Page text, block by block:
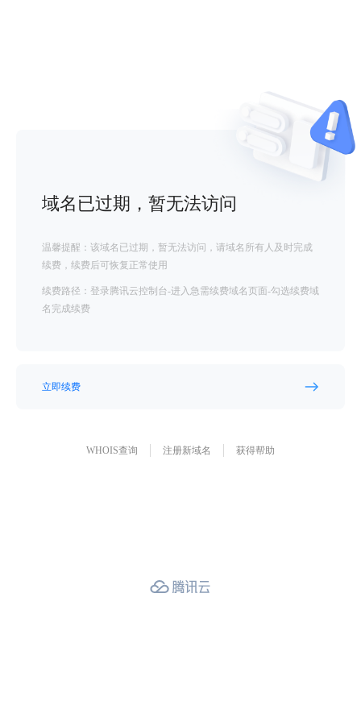
域名已过期，暂无法访问
温馨提醒：该域名已过期，暂无法访问，请域名所有人及时完成
续费，续费后可恢复正常使用
续费路径：登录腾讯云控制台-进入急需续费域名页面-勾选续费域
名完成续费
立即续费
WHOIS查询 注册新域名 获得帮助